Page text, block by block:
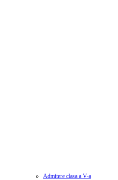
Admitere clasa a V-a